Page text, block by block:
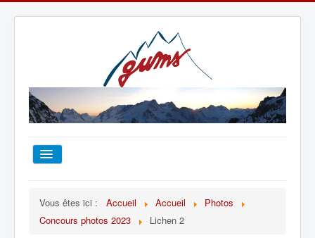
TOUT SUR LE GUMS
Vous êtes ici : Accueil Accueil
Photos
Concours photos 2023
Lichen 2